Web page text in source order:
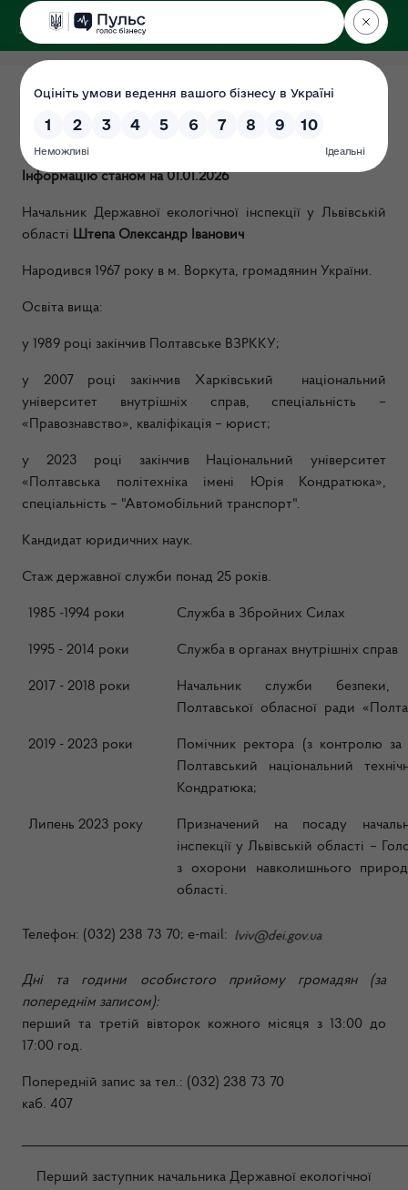
ДЕРЖЕКОІНСПЕКЦІЯ
у Львівській області
Керівники
Інформацію станом на 01.01.2026
Начальник Державної екологічної інспекції у Львівській
області Штепа Олександр Іванович
Народився 1967 року в м. Воркута, громадянин України.
Освіта вища:
у 1989 році закінчив Полтавське ВЗРККУ;
у 2007 році закінчив Харківський
національний
університет внутрішніх справ, спеціальність –
«Правознавство», кваліфікація – юрист;
у 2023 році закінчив Національний університет
«Полтавська політехніка імені Юрія Кондратюка»,
спеціальність – "Автомобільний транспорт".
Кандидат юридичних наук.
Стаж державної служби понад 25 років.
1985 -1994 роки Служба в Збройних Силах
1995 - 2014 роки Служба в органах внутрішніх справ
2017 - 2018 роки
Начальник служби безпеки,
Полтавської обласної ради
2019 - 2023 роки
Помічник ректора (з контролю
Полтавський національний
Кондратюка;
Липень 2023 року
Призначений на посаду
інспекції у Львівській області –
з охорони навколишнього
області.
Телефон: (032) 238 73 70; e-mail:
Дні та години особистого прийому громадян (за
попереднім записом):
перший та третій вівторок кожного місяця з 13:00 до
17:00 год.
Попередній запис за тел.: (032) 238 73 70
каб. 407
Перший заступник начальника Державної екологічної